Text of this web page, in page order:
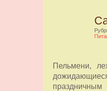
Пельмени,
праздничным